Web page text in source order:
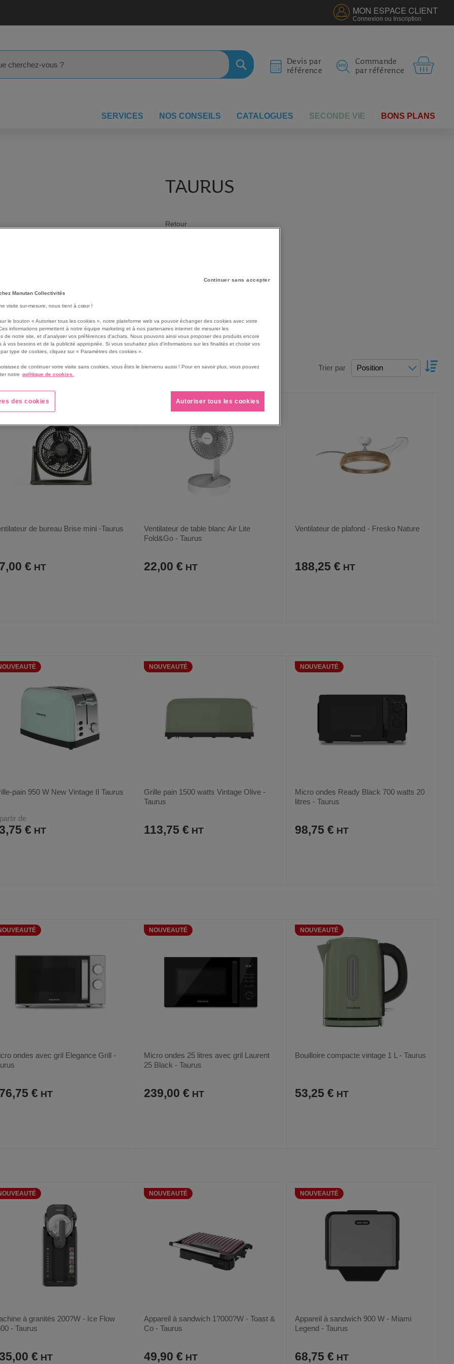
MON ESPACE CLIENT
Connexion ou Inscription
Commande
par référence
Devis par
référence
RECHERCHER
SERVICES NOS CONSEILS CATALOGUES SECONDE VIE BONS PLANS
TAURUS
Retour
Liste97produit(s) Trier par
PAR
de bureau Brise mini -Taurus
€
FAVORISPRODUIT
NOUVEAUTÉ
Ventilateur de table blanc Air Lite
Fold&Go - Taurus
22,00 €
FAVORISPRODUIT
Ventilateur de plafond - Fresko Nature
188,25 €
FAVORISPRODUIT
pain 950 W New Vintage II Taurus
de
€
FAVORISPRODUIT
NOUVEAUTÉ
Grille pain 1500 watts Vintage Olive -
Taurus
113,75 €
FAVORISPRODUIT
NOUVEAUTÉ
Micro ondes Ready Black 700 watts 20
litres - Taurus
98,75 €
FAVORISPRODUIT
ondes avec gril Elegance Grill -
€
FAVORISPRODUIT
NOUVEAUTÉ
Micro ondes 25 litres avec gril Laurent
25 Black - Taurus
239,00 €
FAVORISPRODUIT
NOUVEAUTÉ
Bouilloire compacte vintage 1 L - Taurus
53,25 €
FAVORISPRODUIT
à granités 200?W - Ice Flow
- Taurus
€
NOUVEAUTÉ
Appareil à sandwich 1?000?W - Toast &
Co - Taurus
49,90 €
NOUVEAUTÉ
Appareil à sandwich 900 W - Miami
Legend - Taurus
68,75 €
Continuer sans accepter
Manutan Collectivités
visite sur-mesure, nous tient à cœur !
le bouton « Autoriser tous les cookies », notre plateforme web va pouvoir échanger des cookies avec votre
informations permettent à notre équipe marketing et à nos partenaires internet de mesurer les
de notre site, et d'analyser vos préférences d'achats. Nous pouvons ainsi vous proposer des produits encore
à vos besoins et de la publicité appropriée. Si vous souhaitez plus d'informations sur les finalités et choisir vos
type de cookies, cliquez sur « Paramètres des cookies ».
de continuer votre visite sans cookies, vous êtes le bienvenu aussi ! Pour en savoir plus, vous pouvez
notre politique de cookies.
des cookies Autoriser tous les cookies